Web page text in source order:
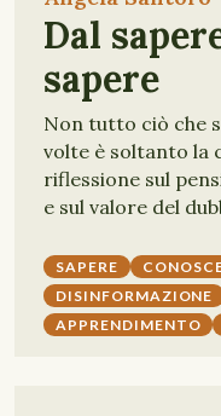
Dal
sapere
Non tutto ciò che
volte è soltanto la
riflessione sul
e sul valore del
SAPERE
DISINFORMAZIONE
APPRENDIMENTO